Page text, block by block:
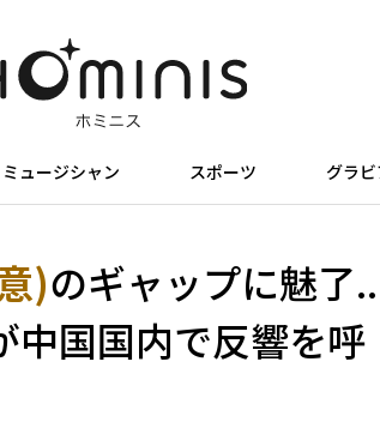
ミュージシャン スポーツ グラ
)のギャップに魅了
中国国内で反響を呼